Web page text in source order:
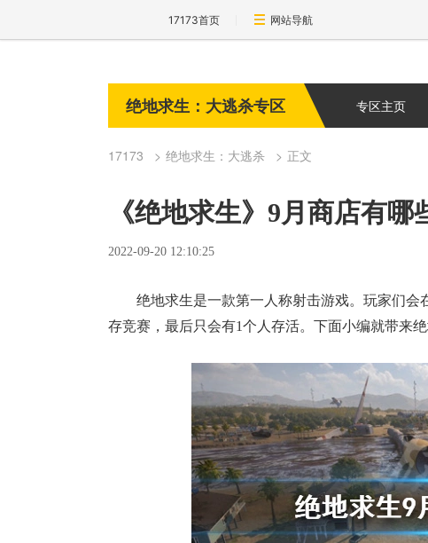
17173首页 网站导航
绝地求生：大逃杀专区 专区主页
17173 绝地求生：大逃杀 正文
《绝地求生》9月商店有
2022-09-20 12:10:25
绝地求生是一款第一人称射击游戏。玩家们
存竞赛，最后只会有1个人存活。下面小编就带来